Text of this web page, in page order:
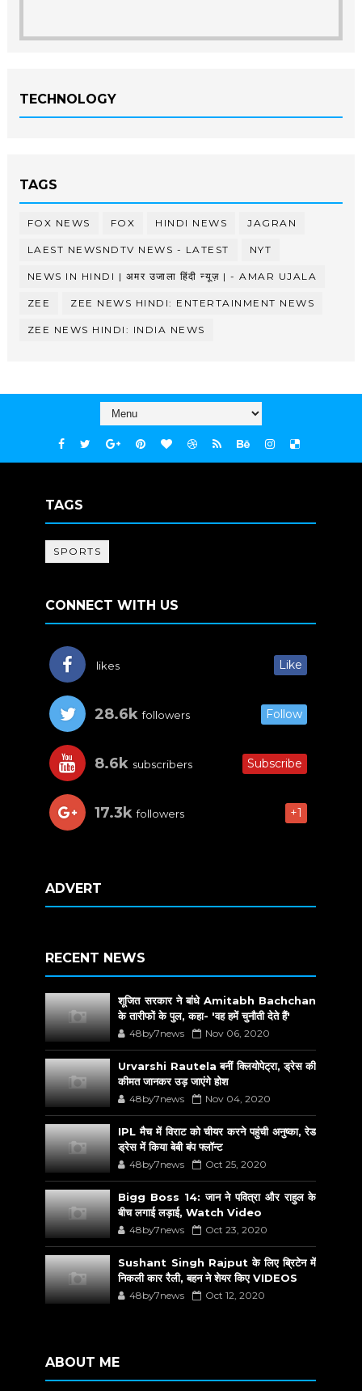
TECHNOLOGY
TAGS
FOX NEWS FOX HINDI NEWS JAGRAN
LAEST NEWSNDTV NEWS - LATEST NYT
NEWS IN HINDI | अमर उजाला हिंदी न्यूज़ | - AMAR UJALA
ZEE ZEE NEWS HINDI: ENTERTAINMENT NEWS
ZEE NEWS HINDI: INDIA NEWS
TAGS
SPORTS
CONNECT WITH US
likes Like
28.6k followers Follow
8.6k subscribers Subscribe
17.3k followers +1
ADVERT
RECENT NEWS
शूजित सरकार ने बांधे Amitabh Bachchan
के तारीफों के पुल, कहा- 'वह हमें चुनौती देते हैं'
48by7news Nov 06, 2020
Urvarshi Rautela बनीं क्लियोपेट्रा, ड्रेस की
कीमत जानकर उड़ जाएंगे होश
48by7news Nov 04, 2020
IPL मैच में विराट को चीयर करने पहुंची अनुष्का, रेड
ड्रेस में किया बेबी बंप फ्लॉन्ट
48by7news Oct 25, 2020
Bigg Boss 14: जान ने पवित्रा और राहुल के
बीच लगाई लड़ाई, Watch Video
48by7news Oct 23, 2020
Sushant Singh Rajput के लिए ब्रिटेन में
निकली कार रैली, बहन ने शेयर किए VIDEOS
48by7news Oct 12, 2020
ABOUT ME